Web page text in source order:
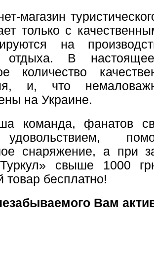
магазин
только с
на
отдыха. В
количество
и, что
на Украине.
фанатов
удовольствием,
снаряжение, а при
свыше 1000
бесплатно!
Вам